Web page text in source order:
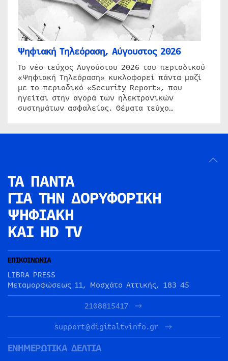
Ψηφιακή Τηλεόραση, Αύγουστος 2026
Το νέο τεύχος Αυγούστου 2026 του περιοδικού
«Ψηφιακή Τηλεόραση» κυκλοφορεί πάντα μαζί
με το περιοδικό «Security Report», που
ηγείται στην αγορά των ηλεκτρονικών
συστημάτων ασφαλείας. Θέματα τεύχο…
ΤΑ ΠΑΝΤΑ
ΓΙΑ ΤΗΝ ΔΟΡΥΦΟΡΙΚΗ
ΨΗΦΙΑΚΗ
ΚΑΙ HD TV
ΕΠΙΚΟΙΝΩΝΙΑ
LIBRA PRESS
Μεταμορφώσεως 11, Μοσχάτο Αττικής, 183 45
2108815417
support@digitaltvinfo.gr
ΕΝΗΜΕΡΩΤΙΚΑ ΔΕΛΤΙΑ